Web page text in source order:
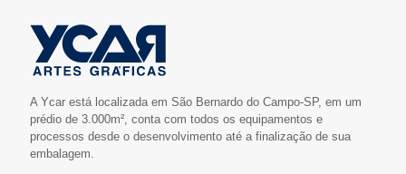
A Ycar está localizada em São Bernardo do Campo-SP, em um
prédio de 3.000m², conta com todos os equipamentos e
processos desde o desenvolvimento até a finalização de sua
embalagem.